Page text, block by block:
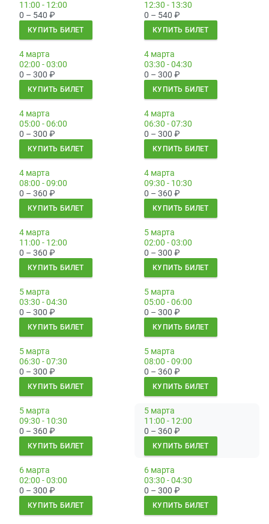
11:00 - 12:00
0 – 540 ₽
КУПИТЬ БИЛЕТ
12:30 - 13:30
0 – 540 ₽
КУПИТЬ БИЛЕТ
4 марта
02:00 - 03:00
0 – 300 ₽
КУПИТЬ БИЛЕТ
4 марта
03:30 - 04:30
0 – 300 ₽
КУПИТЬ БИЛЕТ
4 марта
05:00 - 06:00
0 – 300 ₽
КУПИТЬ БИЛЕТ
4 марта
06:30 - 07:30
0 – 300 ₽
КУПИТЬ БИЛЕТ
4 марта
08:00 - 09:00
0 – 360 ₽
КУПИТЬ БИЛЕТ
4 марта
09:30 - 10:30
0 – 360 ₽
КУПИТЬ БИЛЕТ
4 марта
11:00 - 12:00
0 – 360 ₽
КУПИТЬ БИЛЕТ
5 марта
02:00 - 03:00
0 – 300 ₽
КУПИТЬ БИЛЕТ
5 марта
03:30 - 04:30
0 – 300 ₽
КУПИТЬ БИЛЕТ
5 марта
05:00 - 06:00
0 – 300 ₽
КУПИТЬ БИЛЕТ
5 марта
06:30 - 07:30
0 – 300 ₽
КУПИТЬ БИЛЕТ
5 марта
08:00 - 09:00
0 – 360 ₽
КУПИТЬ БИЛЕТ
5 марта
09:30 - 10:30
0 – 360 ₽
КУПИТЬ БИЛЕТ
5 марта
11:00 - 12:00
0 – 360 ₽
КУПИТЬ БИЛЕТ
6 марта
02:00 - 03:00
0 – 300 ₽
КУПИТЬ БИЛЕТ
6 марта
03:30 - 04:30
0 – 300 ₽
КУПИТЬ БИЛЕТ